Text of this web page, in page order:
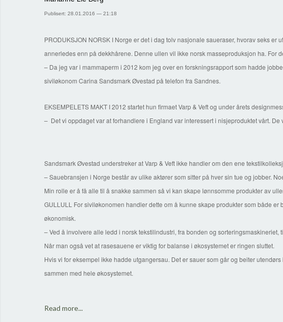
Publisert: 28.01.2016 — 21:18
PRODUKSJON NORSK I Norge er det i dag tolv nasjonale saueraser, hvorav seks
annerledes enn på dekkhårene. Denne ullen vil ikke norsk masseproduksjon ha. For
– Da jeg var i mammaperm i 2012 kom jeg over en forskningsrapport som hadde
siviløkonom Carina Sandsmark Øvestad på telefon fra Sandnes.
EKSEMPELETS MAKT I 2012 startet hun firmaet Varp & Veft og under årets
– Det vi oppdaget var at forhandlere i England var interessert i nisjeproduktet vårt.
Sandsmark Øvestad understreker at Varp & Veft ikke handler om den ene
– Sauebransjen i Norge består av ulike aktører som sitter på hver sin tue og jobber.
Min rolle er å få alle til å snakke sammen så vi kan skape lønnsomme produkter av
GULLULL For siviløkonomen handler dette om å kunne skape produkter som både
økonomisk.
– Ved å involvere alle ledd i norsk tekstilindustri, fra bonden og
Når man også vet at rasesauene er viktig for balanse i økosystemet er ringen sluttet.
Hvis vi for eksempel ikke hadde utgangersau. Det er sauer som går og beiter
sammen med hele økosystemet.
Read more...